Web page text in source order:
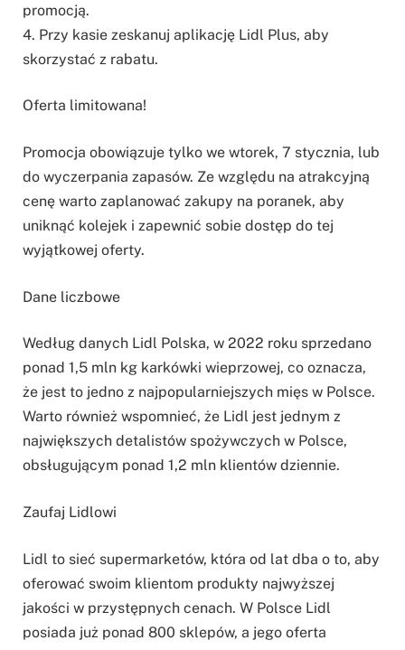
promocją.
4. Przy kasie zeskanuj aplikację Lidl Plus, aby
skorzystać z rabatu.
Oferta limitowana!
Promocja obowiązuje tylko we wtorek, 7 stycznia, lub
do wyczerpania zapasów. Ze względu na atrakcyjną
cenę warto zaplanować zakupy na poranek, aby
uniknąć kolejek i zapewnić sobie dostęp do tej
wyjątkowej oferty.
Dane liczbowe
Według danych Lidl Polska, w 2022 roku sprzedano
ponad 1,5 mln kg karkówki wieprzowej, co oznacza,
że jest to jedno z najpopularniejszych mięs w Polsce.
Warto również wspomnieć, że Lidl jest jednym z
największych detalistów spożywczych w Polsce,
obsługującym ponad 1,2 mln klientów dziennie.
Zaufaj Lidlowi
Lidl to sieć supermarketów, która od lat dba o to, aby
oferować swoim klientom produkty najwyższej
jakości w przystępnych cenach. W Polsce Lidl
posiada już ponad 800 sklepów, a jego oferta